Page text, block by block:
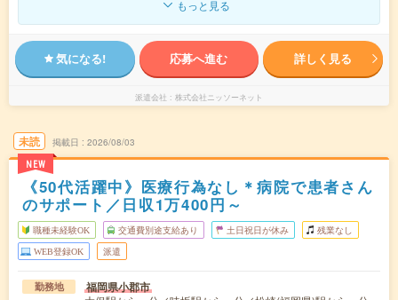
もっと見る
気になる! 応募へ進む 詳しく見る
派遣会社 株式会社ニッソーネット
未読
NEW
掲載日 2026/08/03
《50代活躍中》医療行為なし＊病院で患者さん
のサポート／日収1万400円～
職種未経験OK 交通費別途支給あり 土日祝日が休み 残業なし
WEB登録OK 派遣
勤務地 福岡県小郡市